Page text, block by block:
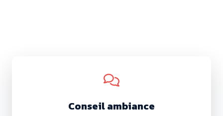
Conseil ambiance